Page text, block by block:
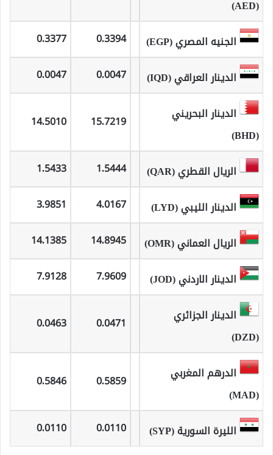
(AED)
الجنيه المصري (EGP) 0.3394
0.3377
الدينار العراقي (IQD) 0.0047
0.0047
الدينار البحريني
(BHD)
15.7219
14.5010
الريال القطري (QAR) 1.5444
1.5433
الدينار الليبي (LYD) 4.0167
3.9851
الريال العماني (OMR) 14.8945
14.1385
الدينار الاردني (JOD) 7.9609
7.9128
الدينار الجزائري
(DZD)
0.0471
0.0463
الدرهم المغربي
(MAD)
0.5859
0.5846
الليرة السورية (SYP) 0.0110
0.0110